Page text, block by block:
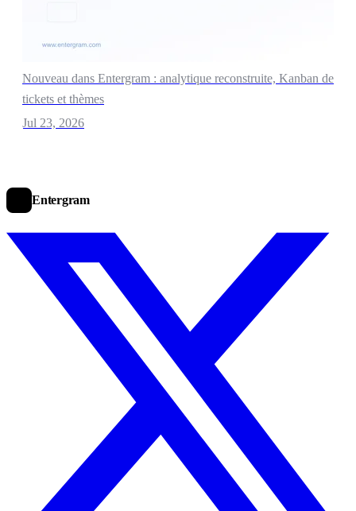
Nouveau dans Entergram : analytique reconstruite, Kanban de
tickets et thèmes
Jul 23, 2026
Entergram